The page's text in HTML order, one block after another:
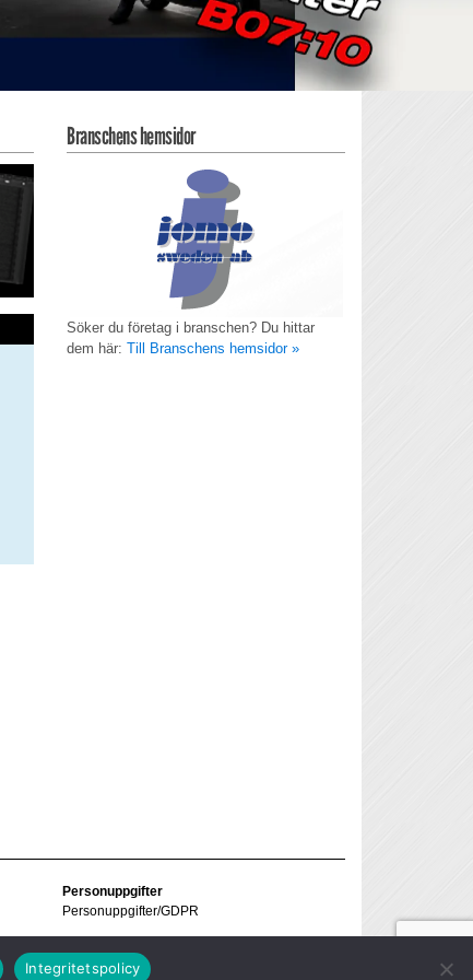
Branschens hemsidor
Söker du företag i branschen? Du hittar
dem här: Till Branschens hemsidor »
Personuppgifter
Personuppgifter/GDPR
Integritetspolicy